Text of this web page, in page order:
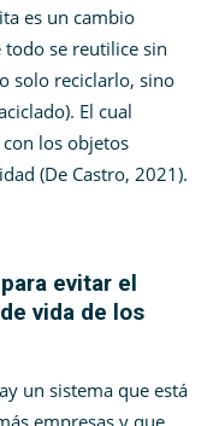
es un cambio
todo se reutilice sin
solo reciclarlo, sino
El cual
los objetos
(De Castro, 2021).
evitar el
vida de los
un sistema que está